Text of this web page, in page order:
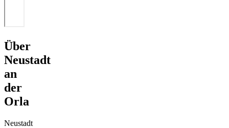
Über
Neustadt
an
der
Orla
Neustadt